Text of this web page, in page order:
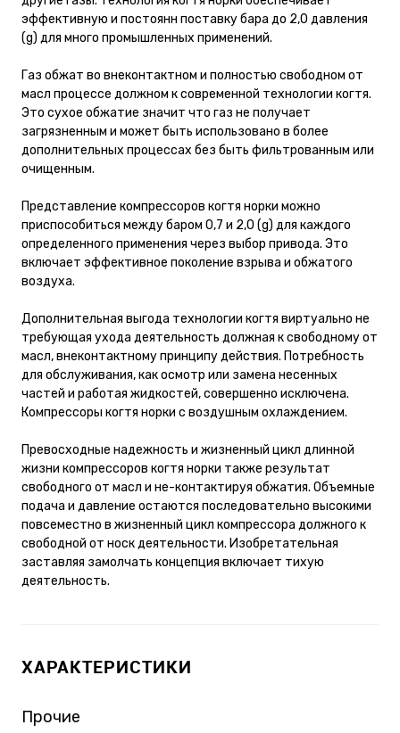
эффективную и постоянн поставку бара до 2,0 давления
(g) для много промышленных применений.
Газ обжат во внеконтактном и полностью свободном от
масл процессе должном к современной технологии когтя.
Это сухое обжатие значит что газ не получает
загрязненным и может быть использовано в более
дополнительных процессах без быть фильтрованным или
очищенным.
Представление компрессоров когтя норки можно
приспособиться между баром 0,7 и 2,0 (g) для каждого
определенного применения через выбор привода. Это
включает эффективное поколение взрыва и обжатого
воздуха.
Дополнительная выгода технологии когтя виртуально не
требующая ухода деятельность должная к свободному от
масл, внеконтактному принципу действия. Потребность
для обслуживания, как осмотр или замена несенных
частей и работая жидкостей, совершенно исключена.
Компрессоры когтя норки с воздушным охлаждением.
Превосходные надежность и жизненный цикл длинной
жизни компрессоров когтя норки также результат
свободного от масл и не-контактируя обжатия. Объемные
подача и давление остаются последовательно высокими
повсеместно в жизненный цикл компрессора должного к
свободной от носк деятельности. Изобретательная
заставляя замолчать концепция включает тихую
деятельность.
ХАРАКТЕРИСТИКИ
Прочие